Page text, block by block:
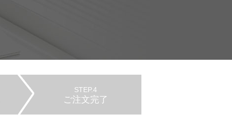
STEP.4
ご注文完了